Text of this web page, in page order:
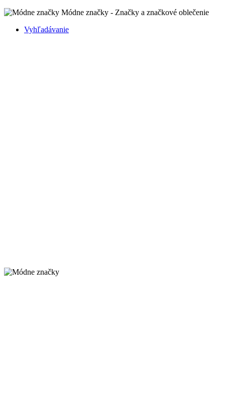
Módne značky - Značky a značkové oblečenie
Vyhľadávanie